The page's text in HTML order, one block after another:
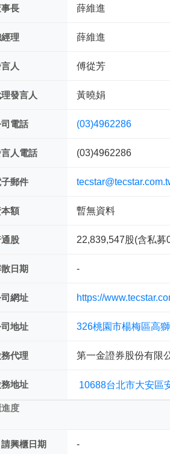
長 薛維進
理 薛維進
人 傅從芳
發言人 黃曉娟
電話 (03)4962286
人電話 (03)4962286
郵件
額 暫無資料
股 22,839,547股(含私募
日期 -
網址 https://
地址 326桃園市楊梅區高
代理 第一金證券股份有限
地址 10688台北市大安區
度
興櫃日期 -